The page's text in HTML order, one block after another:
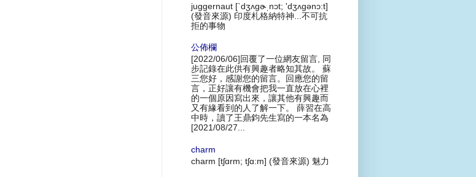
juggernaut [`dʒʌgɚˌnɔt; 'dʒʌgənɔ:t]
(發音來源) 印度札格納特神...不可抗
拒的事物
公佈欄
[2022/06/06]回覆了一位網友留言, 同
步記錄在此供有興趣者略知其故。 蘇
三您好，感謝您的留言。回應您的留
言，正好讓有機會把我一直放在心裡
的一個原因寫出來，讓其他有興趣而
又有緣看到的人了解一下。 薛習在高
中時，讀了王鼎鈞先生寫的一本名為
[2021/08/27...
charm
charm [tʃɑrm; tʃɑ:m] (發音來源) 魅力